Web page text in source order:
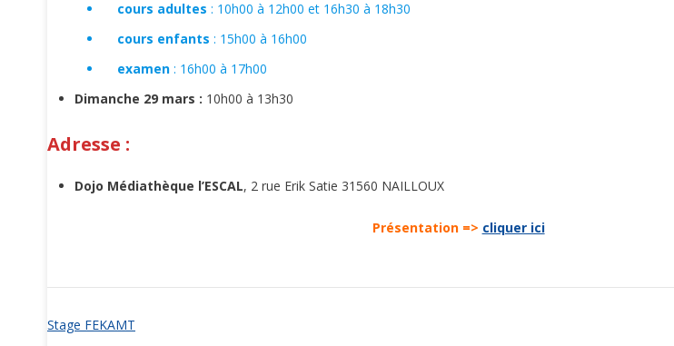
cours adultes : 10h00 à 12h00 et 16h30 à 18h30
cours enfants : 15h00 à 16h00
examen : 16h00 à 17h00
Dimanche 29 mars : 10h00 à 13h30
Adresse :
Dojo Médiathèque l’ESCAL, 2 rue Erik Satie 31560 NAILLOUX
Présentation => cliquer ici
Post
Stage FEKAMT